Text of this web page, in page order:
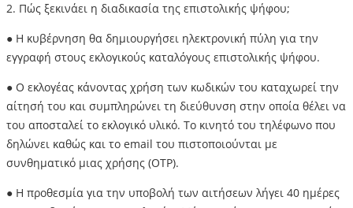
2. Πώς ξεκινάει η διαδικασία της επιστολικής ψήφου;
● Η κυβέρνηση θα δημιουργήσει ηλεκτρονική πύλη για την
εγγραφή στους εκλογικούς καταλόγους επιστολικής ψήφου.
● Ο εκλογέας κάνοντας χρήση των κωδικών του καταχωρεί την
αίτησή του και συμπληρώνει τη διεύθυνση στην οποία θέλει να
του αποσταλεί το εκλογικό υλικό. Το κινητό του τηλέφωνο που
δηλώνει καθώς και το email του πιστοποιούνται με
συνθηματικό μιας χρήσης (OTP).
● Η προθεσμία για την υποβολή των αιτήσεων λήγει 40 ημέρες